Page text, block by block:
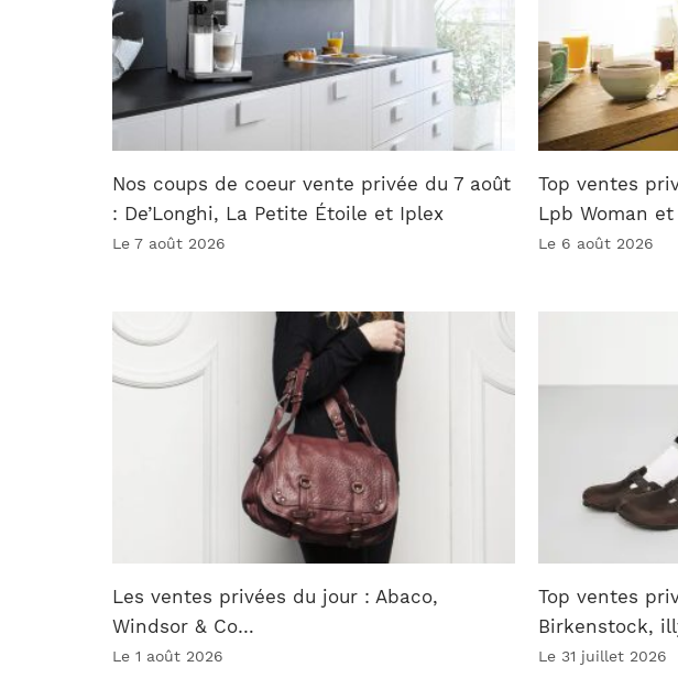
Nos coups de coeur vente privée du 7 août
: De’Longhi, La Petite Étoile et Iplex
Le 7 août 2026
Top ventes
Lpb Woman et
Le 6 août 2026
Les ventes privées du jour : Abaco,
Windsor & Co…
Le 1 août 2026
Top ventes
Birkenstock,
Le 31 juillet 2026